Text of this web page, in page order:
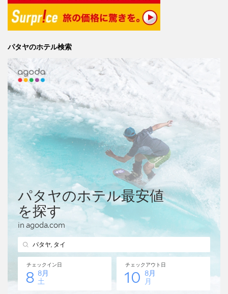
パタヤのホテル検索